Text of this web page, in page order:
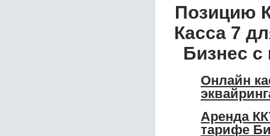
Позицию
Касса 7
Бизнес
Онлайн
Аренда
тарифе